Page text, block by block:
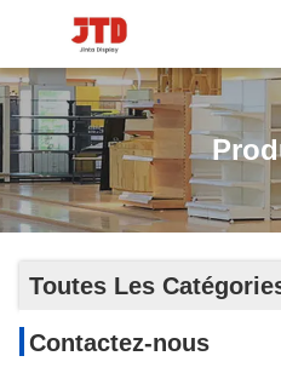
Toutes Les
Contactez-nous